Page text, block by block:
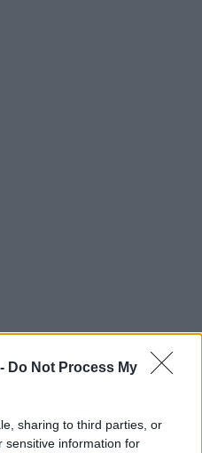
Do Not Process My
sharing to third parties, or
sensitive information for